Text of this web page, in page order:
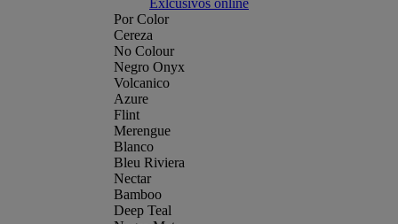
Exlcusivos online
Por Color
Cereza
No Colour
Negro Onyx
Volcanico
Azure
Flint
Merengue
Blanco
Bleu Riviera
Nectar
Bamboo
Deep Teal